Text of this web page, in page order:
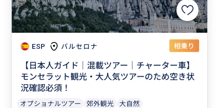
ESP バルセロナ 相乗り
【日本人ガイド｜混載ツアー｜チャーター車】
モンセラット観光・大人気ツアーのため空き状
況確認必須！
オプショナルツアー 郊外観光
大自然